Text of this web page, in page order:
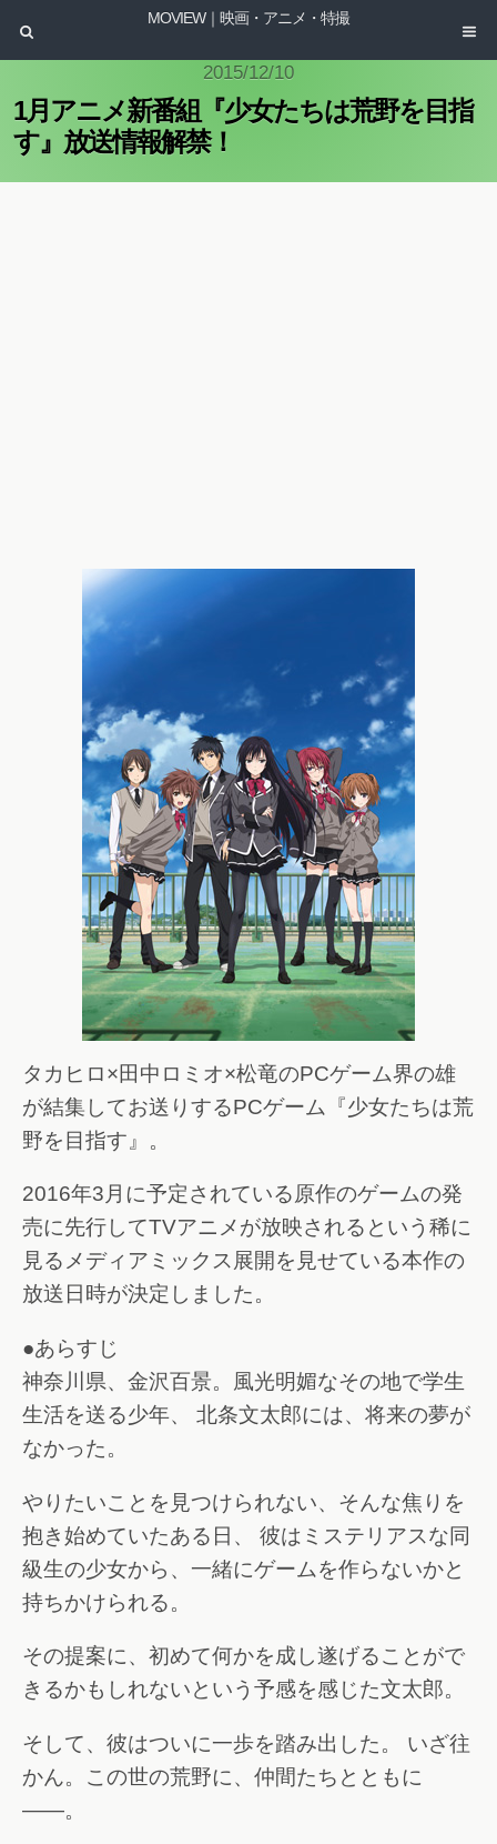
MOVIEW｜映画・アニメ・特撮
2015/12/10
1月アニメ新番組『少女たちは荒野を目指
す』放送情報解禁！
タカヒロ×田中ロミオ×松竜のPCゲーム界の雄
が結集してお送りするPCゲーム『少女たちは荒
野を目指す』。
2016年3月に予定されている原作のゲームの発
売に先行してTVアニメが放映されるという稀に
見るメディアミックス展開を見せている本作の
放送日時が決定しました。
●あらすじ
神奈川県、金沢百景。風光明媚なその地で学生
生活を送る少年、 北条文太郎には、将来の夢が
なかった。
やりたいことを見つけられない、そんな焦りを
抱き始めていたある日、 彼はミステリアスな同
級生の少女から、一緒にゲームを作らないかと
持ちかけられる。
その提案に、初めて何かを成し遂げることがで
きるかもしれないという予感を感じた文太郎。
そして、彼はついに一歩を踏み出した。 いざ往
かん。この世の荒野に、仲間たちとともに
――。